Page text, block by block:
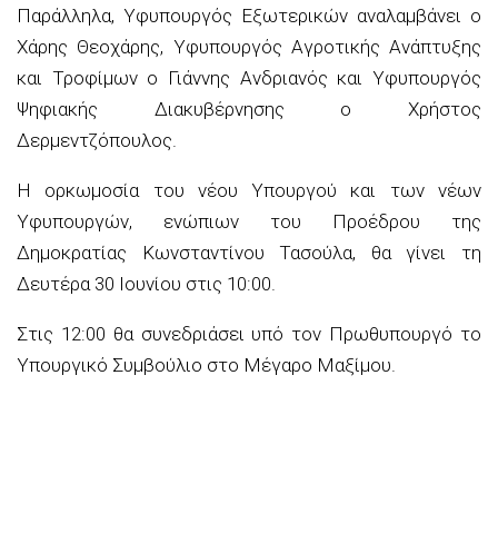
Παράλληλα, Υφυπουργός Εξωτερικών αναλαμβάνει ο
Χάρης Θεοχάρης, Υφυπουργός Αγροτικής Ανάπτυξης
και Τροφίμων ο Γιάννης Ανδριανός και Υφυπουργός
Ψηφιακής Διακυβέρνησης ο Χρήστος
Δερμεντζόπουλος.
Η ορκωμοσία του νέου Υπουργού και των νέων
Υφυπουργών, ενώπιων του Προέδρου της
Δημοκρατίας Κωνσταντίνου Τασούλα, θα γίνει τη
Δευτέρα 30 Ιουνίου στις 10:00.
Στις 12:00 θα συνεδριάσει υπό τον Πρωθυπουργό το
Υπουργικό Συμβούλιο στο Μέγαρο Μαξίμου.